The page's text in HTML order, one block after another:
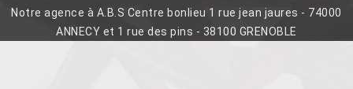
Notre agence à A.B.S Centre bonlieu 1 rue jean jaures - 74000
ANNECY et 1 rue des pins - 38100 GRENOBLE